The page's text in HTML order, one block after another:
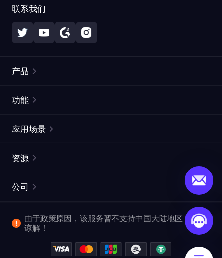
联系我们
产品
静态住宅代理
网页抓取 API
视频下载 API
功能
ISP代理
ProxySite
应用场景
市场研究
爬行和索引
查看全部使用场景
资源
常见问题解答
位置
公司
企业服务
反洗钱合规计划
由于政策原因，该服务暂不支持中国大陆地区，敬请
谅解！